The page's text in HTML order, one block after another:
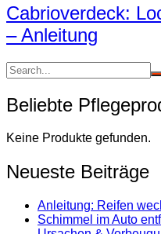
Cabrioverdeck:
– Anleitung
Beliebte
Keine Produkte gefunden.
Neueste Beiträge
Anleitung: Reifen
Schimmel im Auto